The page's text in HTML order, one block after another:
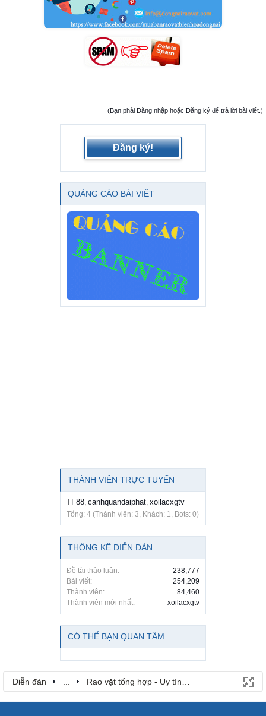
(Bạn phải Đăng nhập hoặc Đăng ký để trả lời bài viết.)
Đăng ký!
QUẢNG CÁO BÀI VIẾT
THÀNH VIÊN TRỰC TUYẾN
TF88 canhquandaiphat xoilacxgtv
Tổng: 4 (Thành viên: 3, Khách: 1, Bots: 0)
THỐNG KÊ DIỄN ĐÀN
Đề tài thảo luận:
238,777
Bài viết:
254,209
Thành viên:
84,460
Thành viên mới nhất:
xoilacxgtv
CÓ THỂ BẠN QUAN TÂM
Diễn đàn Rao vặt tổng hợp - Uy tín - Miễn phí